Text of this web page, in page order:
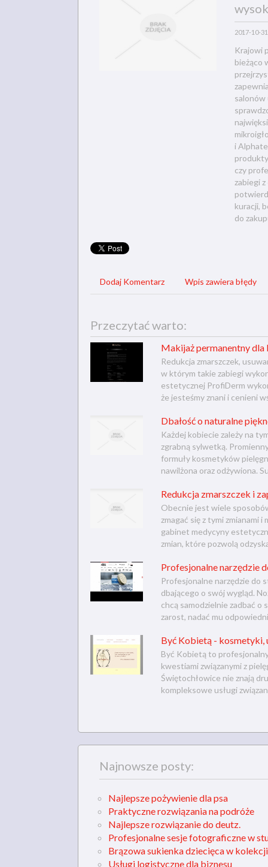
2017-10-31
Krajowi
bieżąco
salonów
i
czy
zabiegi
kuracji,
do
Dodaj Komentarz Wpis zawiera błędy
Przeczytać warto:
Makijaż permanentny
Redukcja zmarszczek,
w którym takie zabiegi
estetycznej ProfiDerm
że jesteśmy znani i cenieni
Dbałość o naturalne
Każdej kobiecie zależy na
zgrabną sylwetką.
formuły kosmetyków
nawilżona oraz odżywiona.
Redukcja zmarszczek i
Obecnie jest wiele
zmagać się z tymi zmianami
gabinet medycyny
zmian, które pozwolą
Profesjonalne narzędzie
Profesjonalne narzędzie do
dbającego o swój wygląd.
chcą samodzielnie zadbać o
zarost, nadać mu
Być Kobietą - kosmetyki,
Być Kobietą to
kwestiami związanymi z
Świętochłowice nie znają
kompleksowe usługi
Najnowsze posty:
Najlepsze pożywienie dla psa
Praktyczne rozwiązania na podróże
Najlepsze rozwiązanie do deutz.
Profesjonalne sesje fotograficzne w
Brązowa sukienka dziecięca w
Usługi logistyczne dla biznesu